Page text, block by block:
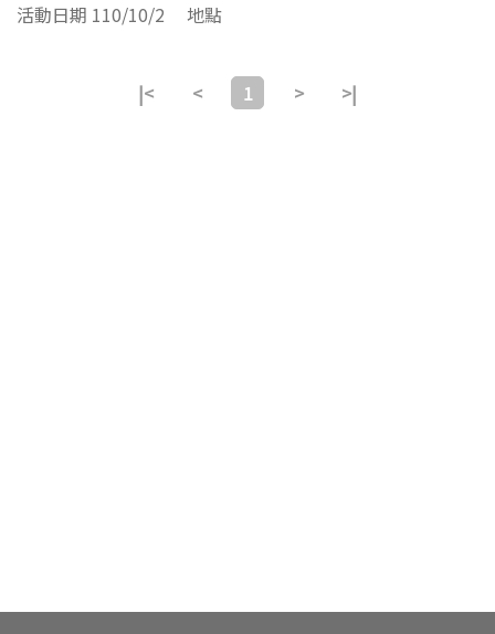
活動日期 110/10/2 地點
|< < 1 > >|